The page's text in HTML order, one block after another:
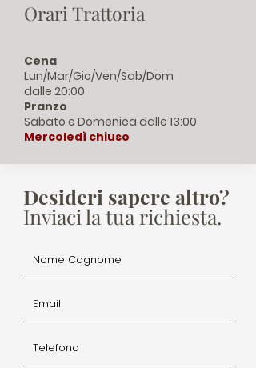
Orari Trattoria
Cena
Lun/Mar/Gio/Ven/Sab/Dom
dalle 20:00
Pranzo
Sabato e Domenica dalle 13:00
Mercoledì chiuso
Desideri sapere altro?
Inviaci la tua richiesta.